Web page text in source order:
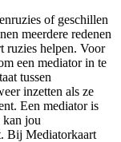
of geschillen
meerdere redenen
ruzies helpen. Voor
een mediator in te
tussen
inzetten als ze
Een mediator is
kan jou
Bij Mediatorkaart